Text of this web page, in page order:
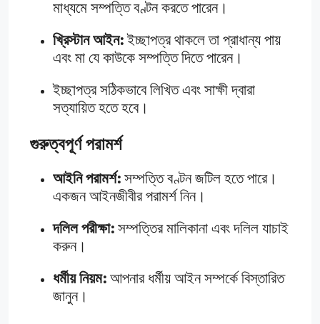
মাধ্যমে সম্পত্তি বণ্টন করতে পারেন।
খ্রিস্টান আইন: ইচ্ছাপত্র থাকলে তা প্রাধান্য পায়
এবং মা যে কাউকে সম্পত্তি দিতে পারেন।
ইচ্ছাপত্র সঠিকভাবে লিখিত এবং সাক্ষী দ্বারা
সত্যায়িত হতে হবে।
গুরুত্বপূর্ণ পরামর্শ
আইনি পরামর্শ: সম্পত্তি বণ্টন জটিল হতে পারে।
একজন আইনজীবীর পরামর্শ নিন।
দলিল পরীক্ষা: সম্পত্তির মালিকানা এবং দলিল যাচাই
করুন।
ধর্মীয় নিয়ম: আপনার ধর্মীয় আইন সম্পর্কে বিস্তারিত
জানুন।